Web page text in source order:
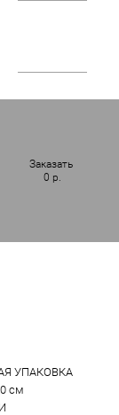
Заказать
0 р.
УПАКОВКА
см